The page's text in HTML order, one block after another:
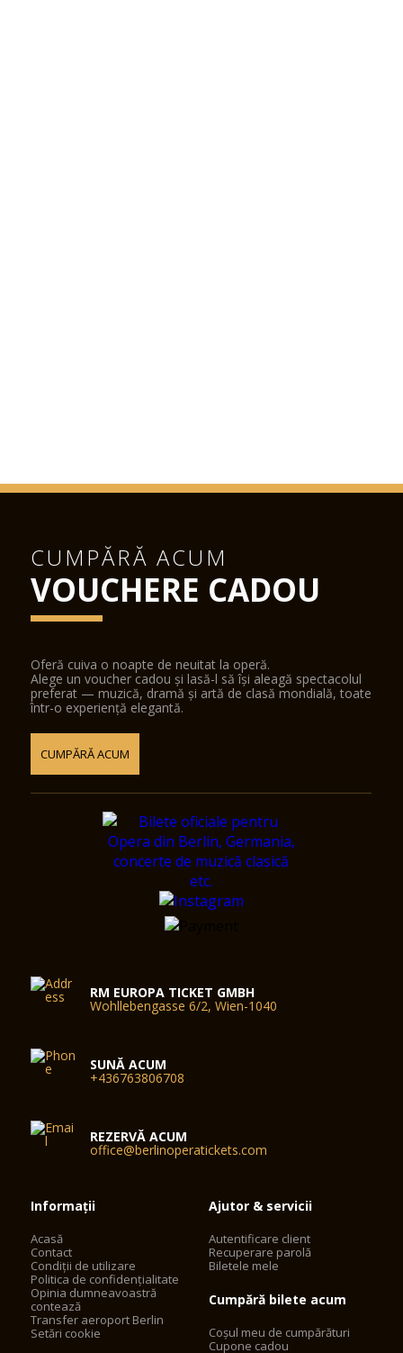
CUMPĂRĂ ACUM
VOUCHERE CADOU
Oferă cuiva o noapte de neuitat la operă.
Alege un voucher cadou și lasă-l să își aleagă spectacolul
preferat — muzică, dramă și artă de clasă mondială, toate
într-o experiență elegantă.
CUMPĂRĂ ACUM
RM EUROPA TICKET GMBH
Wohllebengasse 6/2, Wien-1040
SUNĂ ACUM
+436763806708
REZERVĂ ACUM
office@berlinoperatickets.com
Informații
Acasă
Contact
Condiții de utilizare
Politica de confidențialitate
Opinia dumneavoastră
contează
Transfer aeroport Berlin
Setări cookie
Ajutor & servicii
Autentificare client
Recuperare parolă
Biletele mele
Cumpără bilete acum
Coșul meu de cumpărături
Cupone cadou